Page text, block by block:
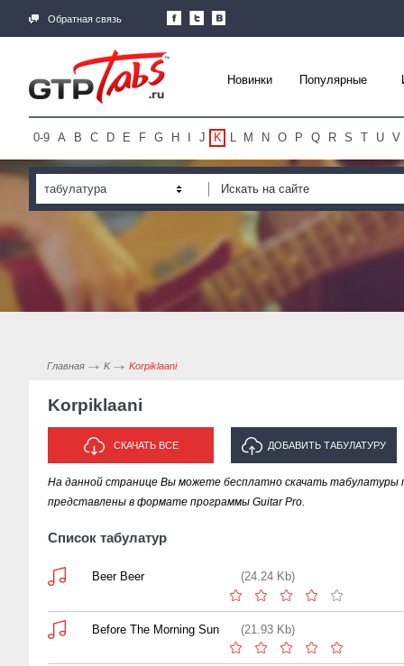
Обратная связь
Новинки Популярные
0-9 A B C D E F G H J K L M N O P Q R S T U V
табулатура
Главная K Korpiklaani
Korpiklaani
СКАЧАТЬ ВСЕ ДОБАВИТЬ ТАБУЛАТУРУ
ИСПОЛНИТЕЛЯ "KORPIKLAANI"
На данной странице Вы можете бесплатно скачать табулатуры
представлены в формате программы Guitar Pro.
Список табулатур
Beer Beer (24.24 Kb)
Before The Morning Sun (21.93 Kb)